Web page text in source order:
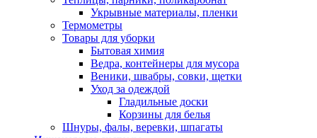
Укрывные материалы, пленки
Термометры
Товары для уборки
Бытовая химия
Ведра, контейнеры для мусора
Веники, швабры, совки, щетки
Уход за одеждой
Гладильные доски
Корзины для белья
Шнуры, фалы, веревки, шпагаты